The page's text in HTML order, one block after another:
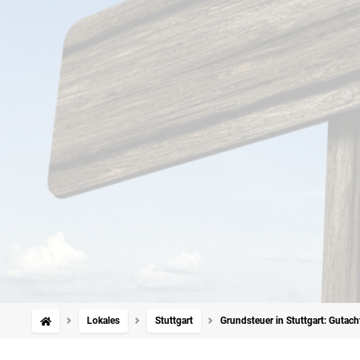
Lokales Stuttgart Grundsteuer in Stuttgart: